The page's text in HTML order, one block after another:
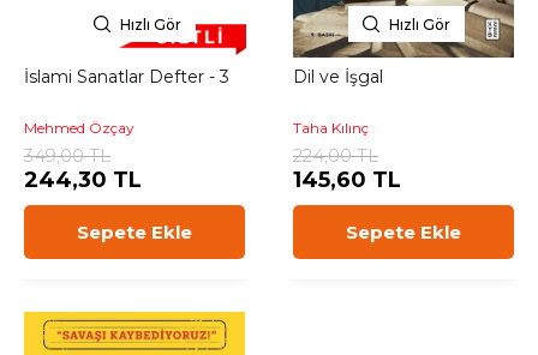
Hızlı Gör
İslami Sanatlar Defter - 3
Mehmed Özçay
349,00 TL
244,30 TL
Sepete Ekle
Hızlı Gör
Dil ve İşgal
Taha Kılınç
224,00 TL
145,60 TL
Sepete Ekle